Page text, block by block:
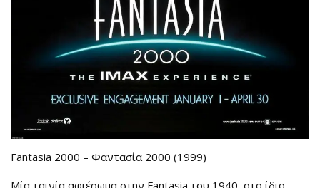
Fantasia 2000 – Φαντασία 2000 (1999)
Μία ταινία αφιέρωμα στην Fantasia του 1940, στο ίδιο